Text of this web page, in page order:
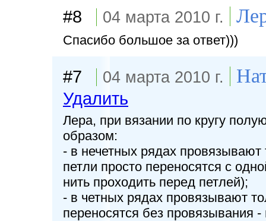
#8 04 марта 2010 г.
Спасибо большое за ответ)))
#7 04 марта 2010 г.
Удалить
Лера, при вязании по кругу
образом:
- в нечетных рядах
петли просто переносятся с
нить проходить перед петлей);
- в четных рядах провязывают
переносятся без провязывания -